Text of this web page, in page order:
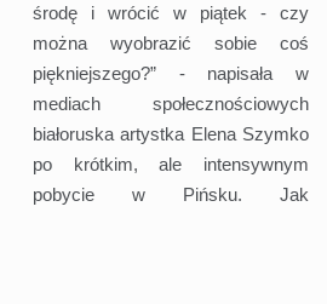
środę i wrócić w piątek - czy
można wyobrazić sobie coś
piękniejszego?” - napisała w
mediach społecznościowych
białoruska artystka Elena Szymko
po krótkim, ale intensywnym
pobycie w Pińsku. Jak